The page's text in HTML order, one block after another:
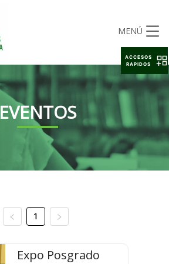
MENÚ
EVENTOS
1
Expo Posgrado
ACCESOS
RAPIDOS